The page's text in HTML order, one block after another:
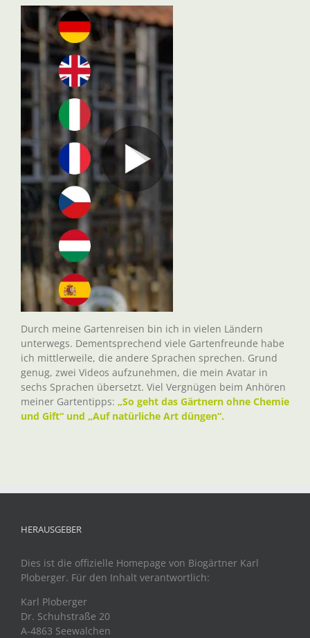
Durch meine Gartenreisen bin ich in vielen Ländern
unterwegs. Dementsprechend viele Gartenfreunde habe
ich mittlerweile, die andere Sprachen sprechen. Grund
genug, zwei Videos aufzunehmen, die mein Avatar in
sechs Sprachen übersetzt. Viel Vergnügen beim Anhören
meiner Gartentipps: „So geht das Gärtnern ohne Chemie
und Gift“ und „Auf natürliche Art düngen“.
HERAUSGEBER
Dies ist die offizielle Homepage von Biogärtner Karl
Ploberger. Für den Inhalt verantwortlich:
Karl Ploberger
Dr. Schuhstraße 20
A-4863 Seewalchen